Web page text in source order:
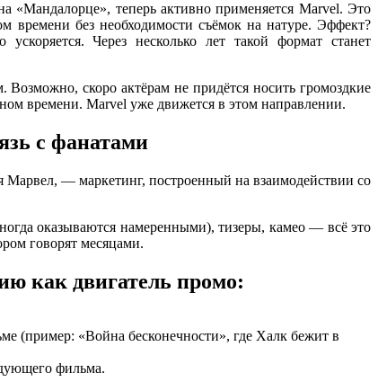
«Мандалорце», теперь активно применяется Marvel. Это
времени без необходимости съёмок на натуре. Эффект?
Через несколько лет такой формат станет
Возможно, скоро актёрам не придётся носить громоздкие
времени. Marvel уже движется в этом направлении.
с фанатами
— маркетинг, построенный на взаимодействии со
оказываются намеренными), тизеры, камео — всё это
говорят месяцами.
как двигатель промо:
(пример: «Война бесконечности», где Халк бежит в
фильма.